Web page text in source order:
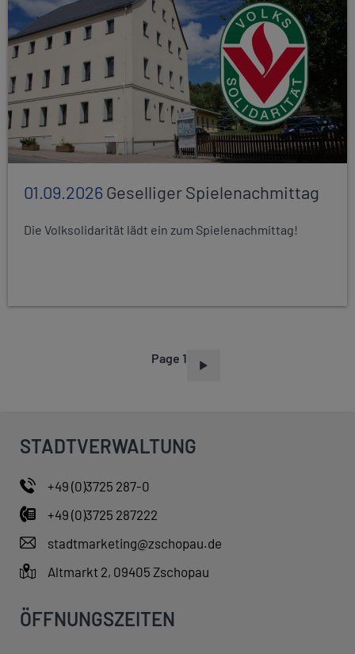
01.09.2026Geselliger Spielenachmittag
Die Volksolidarität lädt ein zum Spielenachmittag!
Page 1
STADTVERWALTUNG
+49 (0)3725 287-0
+49 (0)3725 287222
stadtmarketing@zschopau.de
Altmarkt 2, 09405 Zschopau
ÖFFNUNGSZEITEN